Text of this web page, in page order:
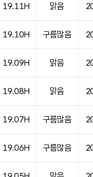
19.11H 맑음
19.10H 구름많음
19.09H 맑음
19.08H 맑음
19.07H 구름많음
19.06H 구름많음